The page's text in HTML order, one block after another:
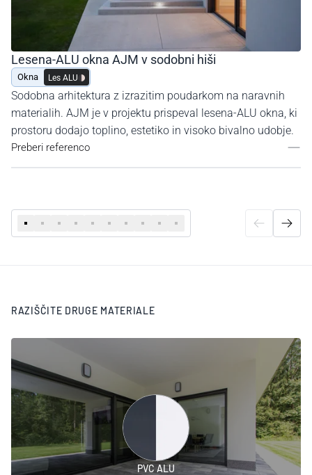
Lesena-ALU okna AJM v sodobni hiši
Okna Les ALU
Sodobna arhitektura z izrazitim poudarkom na naravnih
materialih. AJM je v projektu prispeval lesena-ALU okna, ki
prostoru dodajo toplino, estetiko in visoko bivalno udobje.
Preberi referenco
RAZIŠČITE DRUGE MATERIALE
PVC ALU